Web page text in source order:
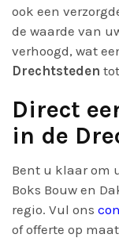
ook een
de waarde van
verhoogd, wat
Drechtsteden
Direct
in de
Bent u klaar om
Boks Bouw en
regio. Vul ons
of offerte op